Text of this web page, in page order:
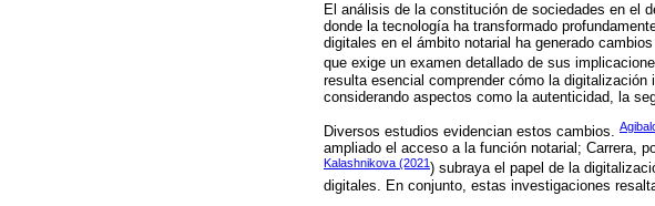
El análisis de la constitución de sociedades en el
donde la tecnología ha transformado
digitales en el ámbito notarial ha generado
que exige un examen detallado de sus
resulta esencial comprender cómo la
considerando aspectos como la autenticidad, la
Diversos estudios evidencian estos cambios.
ampliado el acceso a la función notarial; Carrera,
Kalashnikova (2021 ) subraya el papel de la
digitales. En conjunto, estas investigaciones